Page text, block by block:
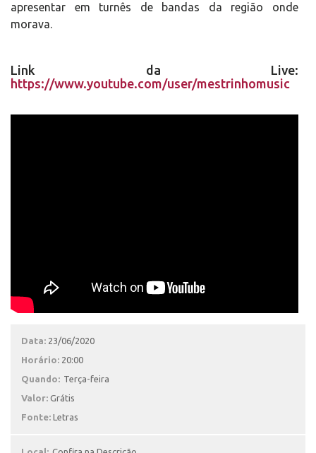
apresentar em turnês de bandas da região onde
morava.
Link da Live:
https://www.youtube.com/user/mestrinhomusic
Data: 23/06/2020
Horário: 20:00
Quando: Terça-feira
Valor: Grátis
Fonte: Letras